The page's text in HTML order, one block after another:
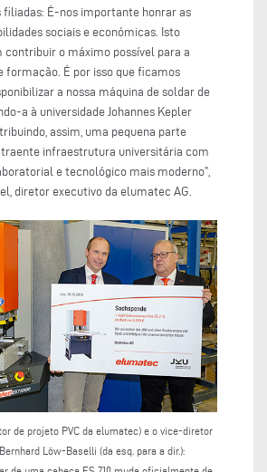
filiadas: É-nos importante honrar as
sociais e económicas. Isto
o máximo possível para a
formação. É por isso que ficamos
a nossa máquina de soldar de
a à universidade Johannes Kepler
assim, uma pequena parte
infraestrutura universitária com
e tecnológico mais moderno”,
diretor executivo da elumatec AG.
de projeto PVC da elumatec) e o vice-diretor
Löw-Baselli (da esq. para a dir.):